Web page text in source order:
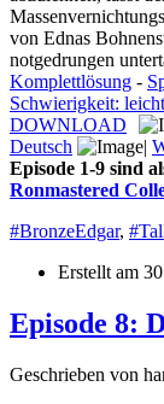
von Ednas
notgedrungen
Komplettlösung -
Schwierigkeit: leicht
DOWNLOAD
Deutsch
|
Episode 1-9 sind
Ronmastered
#BronzeEdgar,
Erstellt am
Episode 8:
Geschrieben von